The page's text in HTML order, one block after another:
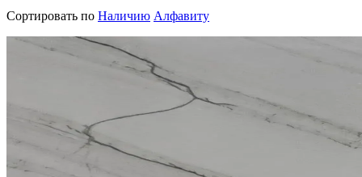
Сортировать по Наличию Алфавиту